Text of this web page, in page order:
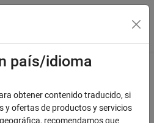
de navegación
país/idioma
obtener contenido traducido, si
y ofertas de productos y servicios
recomendamos que